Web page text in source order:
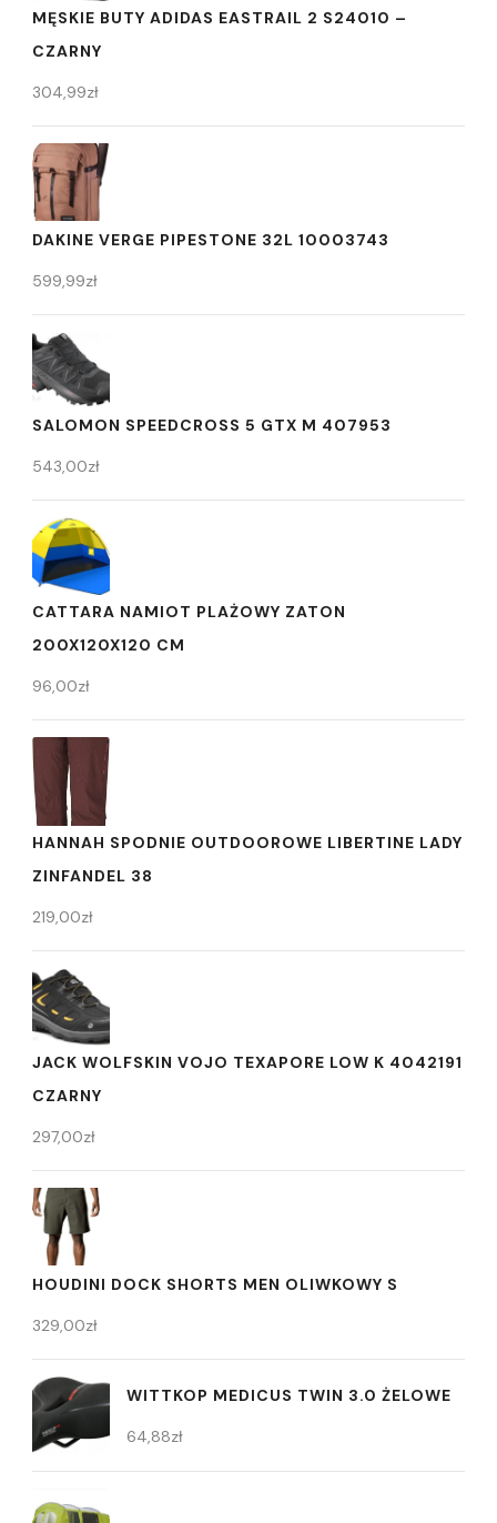
MĘSKIE BUTY ADIDAS EASTRAIL 2 S24010 –
CZARNY
304,99zł
DAKINE VERGE PIPESTONE 32L 10003743
599,99zł
SALOMON SPEEDCROSS 5 GTX M 407953
543,00zł
CATTARA NAMIOT PLAŻOWY ZATON
200X120X120 CM
96,00zł
HANNAH SPODNIE OUTDOOROWE LIBERTINE LADY
ZINFANDEL 38
219,00zł
JACK WOLFSKIN VOJO TEXAPORE LOW K 4042191
CZARNY
297,00zł
HOUDINI DOCK SHORTS MEN OLIWKOWY S
329,00zł
WITTKOP MEDICUS TWIN 3.0 ŻELOWE
64,88zł